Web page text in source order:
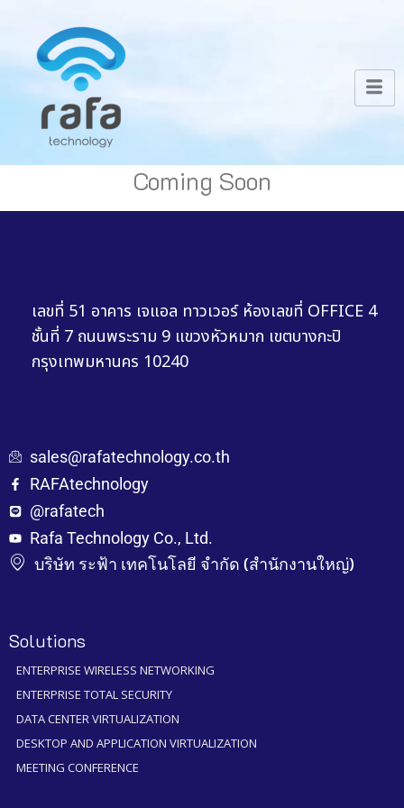
Coming Soon
เลขที่ 51 อาคาร เจแอล ทาวเวอร์ ห้องเลขที่ OFFICE 4
ชั้นที่ 7 ถนนพระราม 9 แขวงหัวหมาก เขตบางกะปิ
กรุงเทพมหานคร 10240
sales@rafatechnology.co.th
RAFAtechnology
@rafatech
Rafa Technology Co., Ltd.
บริษัท ระฟ้า เทคโนโลยี จำกัด (สำนักงานใหญ่)
Solutions
ENTERPRISE WIRELESS NETWORKING
ENTERPRISE TOTAL SECURITY
DATA CENTER VIRTUALIZATION
DESKTOP AND APPLICATION VIRTUALIZATION
MEETING CONFERENCE